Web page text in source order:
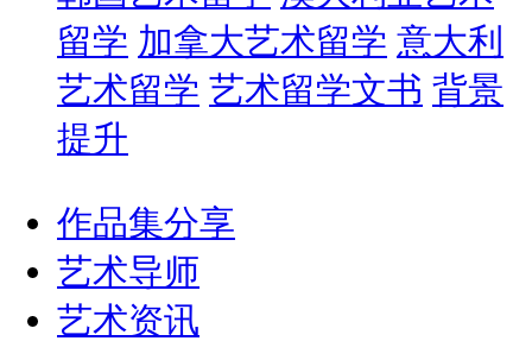
留学 加拿大艺术留学 意大利
艺术留学 艺术留学文书 背景
提升
作品集分享
艺术导师
艺术资讯